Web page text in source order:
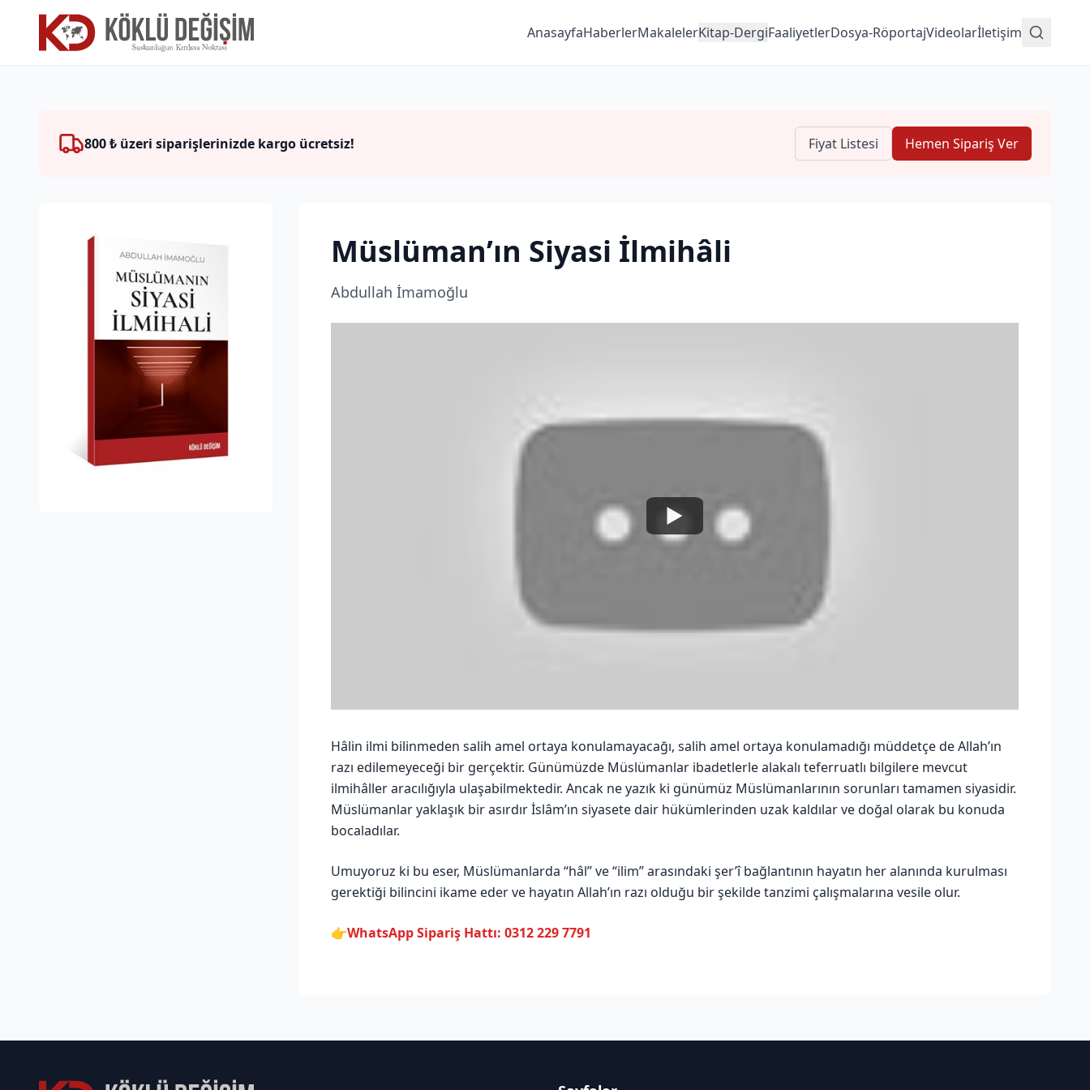
AnasayfaHaberlerMakalelerKitap-DergiFaaliyetlerDosya-RöportajVideolarİletişim
800 ₺ üzeri siparişlerinizde kargo ücretsiz! Fiyat Listesi Hemen Sipariş Ver
Müslüman’ın Siyasi İlmihâli
Abdullah İmamoğlu
Hâlin ilmi bilinmeden salih amel ortaya konulamayacağı, salih amel ortaya konulamadığı müddetçe de Allah’ın
razı edilemeyeceği bir gerçektir. Günümüzde Müslümanlar ibadetlerle alakalı teferruatlı bilgilere mevcut
ilmihâller aracılığıyla ulaşabilmektedir. Ancak ne yazık ki günümüz Müslümanlarının sorunları tamamen siyasidir.
Müslümanlar yaklaşık bir asırdır İslâm’ın siyasete dair hükümlerinden uzak kaldılar ve doğal olarak bu konuda
bocaladılar.
Umuyoruz ki bu eser, Müslümanlarda “hâl” ve “ilim” arasındaki şer’î bağlantının hayatın her alanında kurulması
gerektiği bilincini ikame eder ve hayatın Allah’ın razı olduğu bir şekilde tanzimi çalışmalarına vesile olur.
👉WhatsApp Sipariş Hattı: 0312 229 7791